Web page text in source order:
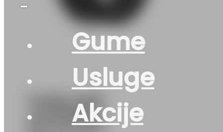
Gume
Usluge
Akcije
GUMA AS/P
LAUFENN G